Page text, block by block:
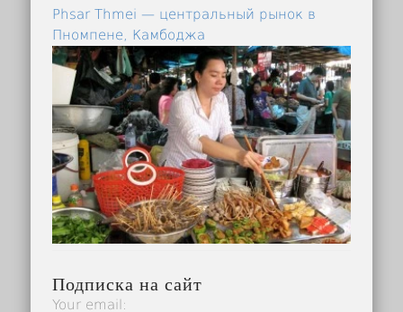
Phsar Thmei — центральный рынок в
Пномпене, Камбоджа
Подписка на сайт
Your email: